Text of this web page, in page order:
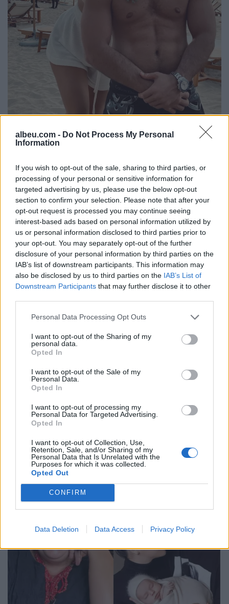
albeu.com - Do Not Process My Personal
Information
If you wish to opt-out of the sale, sharing to third parties, or
processing of your personal or sensitive information for
targeted advertising by us, please use the below opt-out
section to confirm your selection. Please note that after your
opt-out request is processed you may continue seeing
interest-based ads based on personal information utilized by
us or personal information disclosed to third parties prior to
your opt-out. You may separately opt-out of the further
disclosure of your personal information by third parties on the
IAB’s list of downstream participants. This information may
also be disclosed by us to third parties on the IAB’s List of
Downstream Participants that may further disclose it to other
Personal Data Processing Opt Outs
I want to opt-out of the Sharing of my
personal data.
Opted In
I want to opt-out of the Sale of my
Personal Data.
Opted In
I want to opt-out of processing my
Personal Data for Targeted Advertising.
Opted In
I want to opt-out of Collection, Use,
Retention, Sale, and/or Sharing of my
Personal Data that Is Unrelated with the
Purposes for which it was collected.
Opted Out
CONFIRM
Data Deletion Data Access Privacy Policy